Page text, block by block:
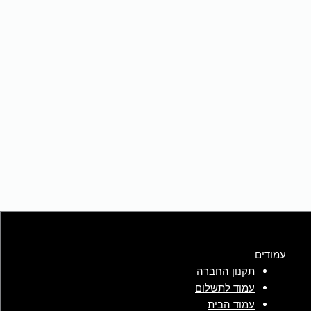
עמודים
תקנון החברה
עמוד לתשלום
עמוד הבית